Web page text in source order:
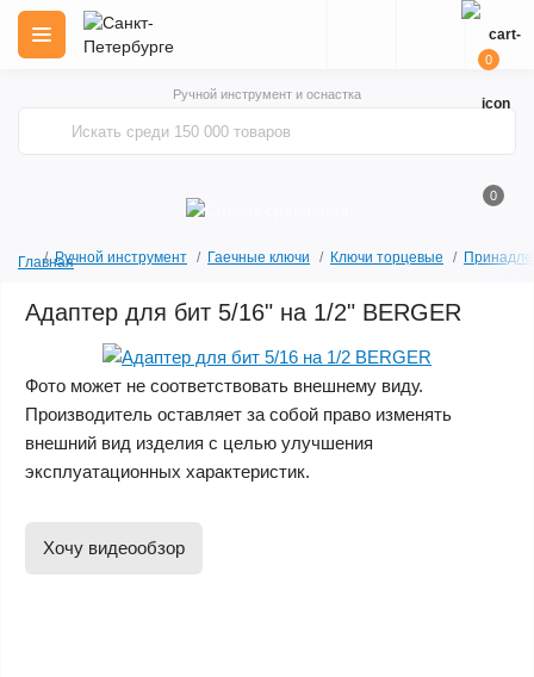
Ручной инструмент и оснастка
0
0
ГлавнаяРучной инструмент Гаечные ключи Ключи торцевые
Адаптер для бит 5/16" на 1/2" BERGER
Фото может не соответствовать внешнему виду.
Производитель оставляет за собой право изменять
внешний вид изделия с целью улучшения
эксплуатационных характеристик.
Хочу видеообзор